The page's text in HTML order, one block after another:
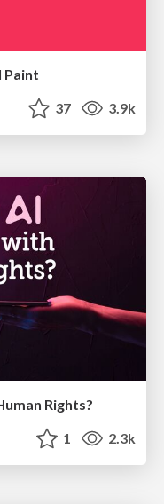
Paint
37 3.9k
Rights?
1 2.3k